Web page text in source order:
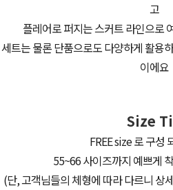
고
플레어로 퍼지는 스커트 라인으로
세트는 물론 단품으로도 다양하게 활용
이에요
Size
FREE size 로 구성
55~66 사이즈까지 예쁘게
(단, 고객님들의 체형에 따라 다르니 상